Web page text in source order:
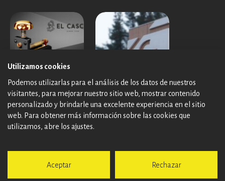
Utilizamos cookies
Podemos utilizarlas para el análisis de los datos de nuestros
visitantes, para mejorar nuestro sitio web, mostrar contenido
personalizado y brindarle una excelente experiencia en el sitio
web. Para obtener más información sobre las cookies que
utilizamos, abre los ajustes.
Aceptar Rechazar